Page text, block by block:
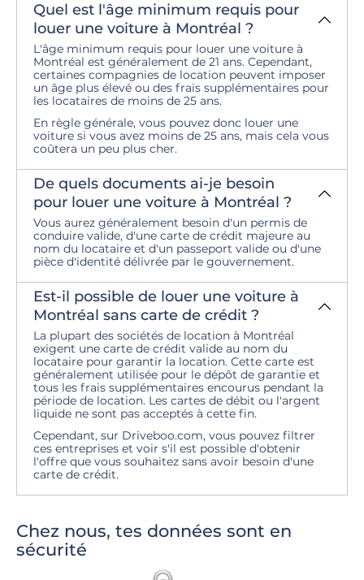
Quel est l'âge minimum requis pour
louer une voiture à Montréal ?
L'âge minimum requis pour louer une voiture à
Montréal est généralement de 21 ans. Cependant,
certaines compagnies de location peuvent imposer
un âge plus élevé ou des frais supplémentaires pour
les locataires de moins de 25 ans.
En règle générale, vous pouvez donc louer une
voiture si vous avez moins de 25 ans, mais cela vous
coûtera un peu plus cher.
De quels documents ai-je besoin
pour louer une voiture à Montréal ?
Vous aurez généralement besoin d'un permis de
conduire valide, d'une carte de crédit majeure au
nom du locataire et d'un passeport valide ou d'une
pièce d'identité délivrée par le gouvernement.
Est-il possible de louer une voiture à
Montréal sans carte de crédit ?
La plupart des sociétés de location à Montréal
exigent une carte de crédit valide au nom du
locataire pour garantir la location. Cette carte est
généralement utilisée pour le dépôt de garantie et
tous les frais supplémentaires encourus pendant la
période de location. Les cartes de débit ou l'argent
liquide ne sont pas acceptés à cette fin.
Cependant, sur Driveboo.com, vous pouvez filtrer
ces entreprises et voir s'il est possible d'obtenir
l'offre que vous souhaitez sans avoir besoin d'une
carte de crédit.
Chez nous, tes données sont en
sécurité